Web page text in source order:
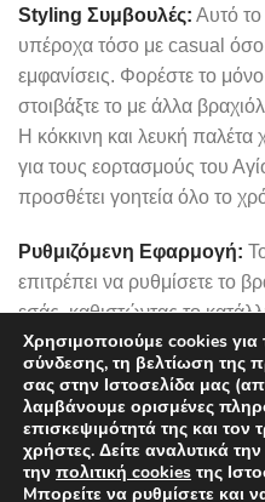
Styling Συμβουλές: Αυτό το
υπέροχα τόσο με casual όσο
εμφανίσεις. Φορέστε το
στοιβάξτε το με άλλα
Η κόκκινη και λευκή παλέτα
για τους εορτασμούς του
προσθέτει γοητεία όλο το
Ρυθμιζόμενη Εφαρμογή:
επιτρέπει να ρυθμίσετε το
εσάς, καθιστώντας το
καρπού. Το μαλακό ύφασμα
την ημέρα.
Χαρίστε αγάπη και
χειροποίητο βραχιόλι που
παράδοσης και διαχρονικού
Χρησιμοποιούμε cookies
σύνδεσης, τη βελτίωση της
σας στην Ιστοσελίδα μας
λαμβάνουμε ορισμένες
επισκεψιμότητά της και τον
χρήστες. Δείτε αναλυτικά την
την πολιτική cookies της
Mπορείτε να ρυθμίσετε και